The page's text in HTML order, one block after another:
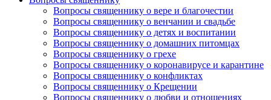
Вопросы священнику о вере и благочестии
Вопросы священнику о венчании и свадьбе
Вопросы священнику о детях и воспитании
Вопросы священнику о домашних питомцах
Вопросы священнику о грехе
Вопросы священнику о коронавирусе и карантине
Вопросы священнику о конфликтах
Вопросы священнику о Крещении
Вопросы священнику о любви и отношениях